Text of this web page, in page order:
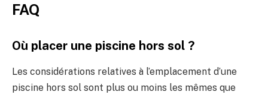
FAQ
Où placer une piscine hors sol ?
Les considérations relatives à l’emplacement d’une
piscine hors sol sont plus ou moins les mêmes que